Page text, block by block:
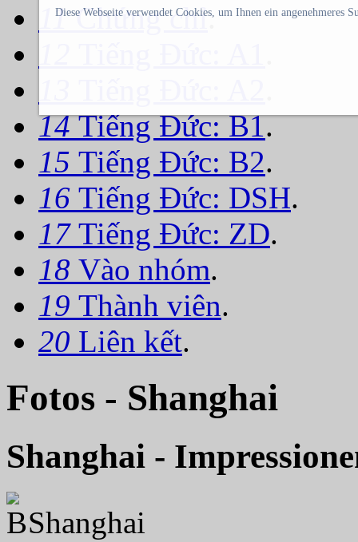
11Chứng chỉ.
14Tiếng Đức: B1.
15 Tiếng Đức: B2.
16 Tiếng Đức: DSH.
17 Tiếng Đức: ZD.
18 Vào nhóm.
19 Thành viên.
20 Liên kết.
Diese Webseite verwendet Cookies, um Ihnen ein angenehmeres
Fotos - Shanghai
Shanghai -
Shanghai